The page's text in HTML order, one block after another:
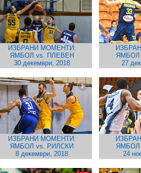
ИЗБРАНИ МОМЕНТИ:
ЯМБОЛ vs. ПЛЕВЕН
30 декември, 2018
ЯМБОЛ
27
ИЗБРАНИ МОМЕНТИ:
ЯМБОЛ vs. РИЛСКИ
8 декември, 2018
ЯМБОЛ
24